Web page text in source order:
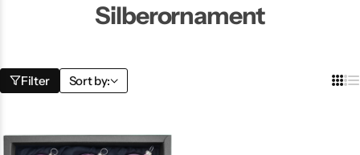
Silberornament
Filter Sort by: